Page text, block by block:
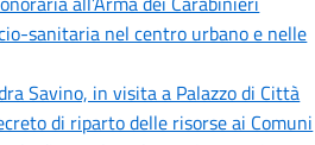
sanitaria nel centro urbano e nelle
Savino, in visita a Palazzo di Città
di riparto delle risorse ai Comuni